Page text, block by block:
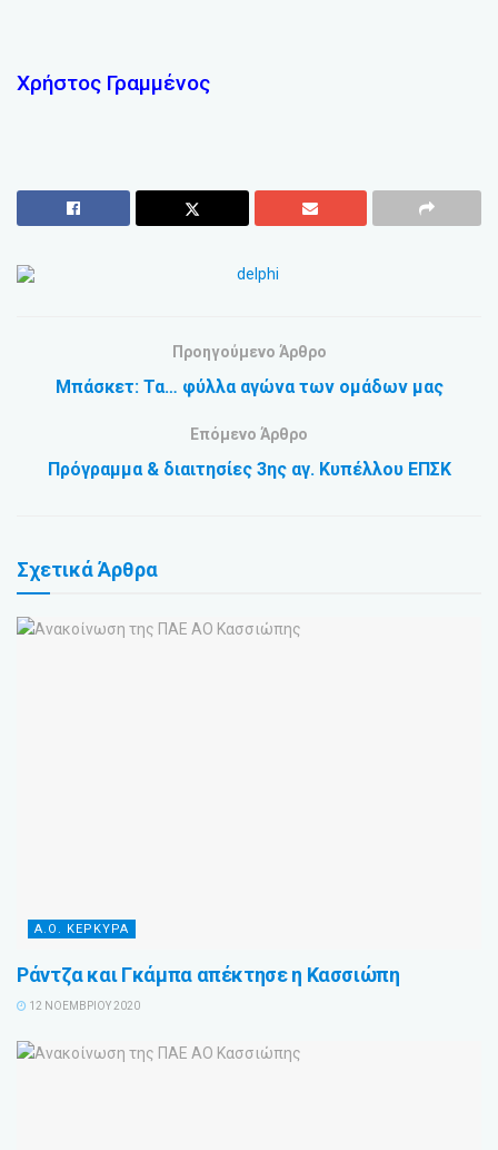
Χρήστος Γραμμένος
Προηγούμενο Άρθρο
Μπάσκετ: Τα… φύλλα αγώνα των ομάδων μας
Επόμενο Άρθρο
Πρόγραμμα & διαιτησίες 3ης αγ. Κυπέλλου ΕΠΣΚ
ΣχετικάΆρθρα
Α.Ο. ΚΕΡΚΥΡΑ
Ράντζα και Γκάμπα απέκτησε η Κασσιώπη
12 ΝΟΕΜΒΡΊΟΥ 2020